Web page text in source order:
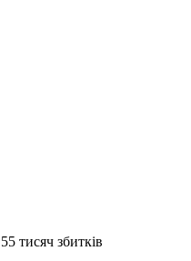
тисяч збитків